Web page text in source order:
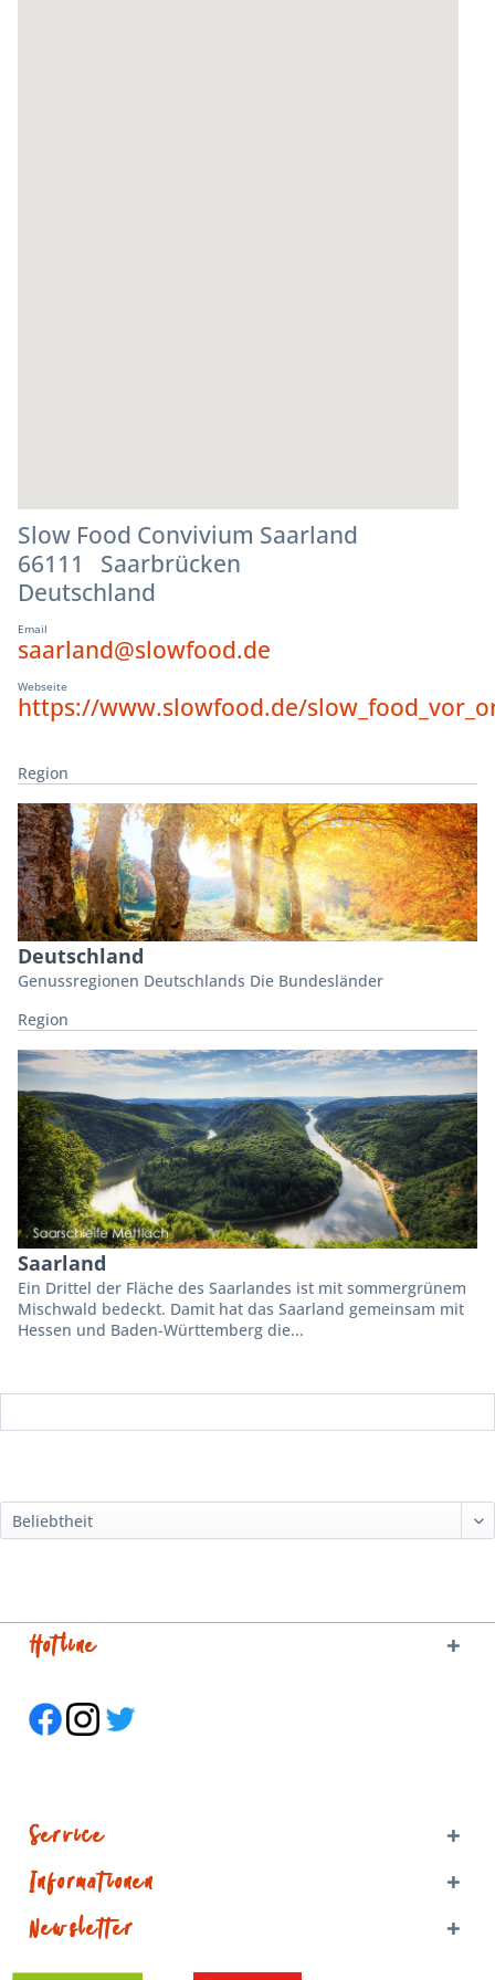
Slow Food Convivium Saarland
66111 Saarbrücken
Deutschland
Email
saarland@slowfood.de
Webseite
https://www.slowfood.de/
Region
Deutschland
Genussregionen Deutschlands Die Bundesländer
Region
Saarland
Ein Drittel der Fläche des Saarlandes ist mit sommergrünem
Mischwald bedeckt. Damit hat das Saarland gemeinsam mit
Hessen und Baden-Württemberg die...
Hotline
Service
Informationen
Newsletter